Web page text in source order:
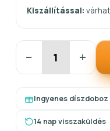
Kiszállítással:
− +
Ingyenes díszdoboz
14 nap visszaküldés